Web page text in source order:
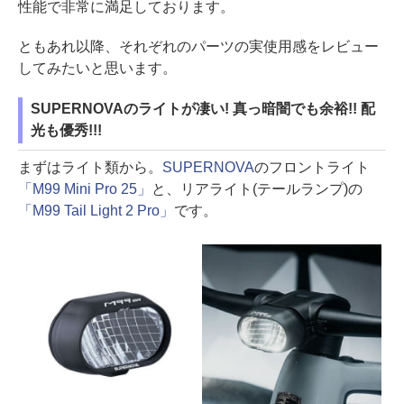
性能で非常に満足しております。
ともあれ以降、それぞれのパーツの実使用感をレビュー
してみたいと思います。
SUPERNOVAのライトが凄い! 真っ暗闇でも余裕!! 配
光も優秀!!!
まずはライト類から。 SUPERNOVAのフロントライト
「M99 Mini Pro 25」
と、リアライト(テールランプ)の
「M99 Tail Light 2 Pro」 です。